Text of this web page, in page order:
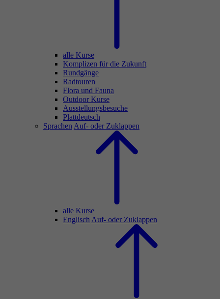
alle Kurse
Komplizen für die Zukunft
Rundgänge
Radtouren
Flora und Fauna
Outdoor Kurse
Ausstellungsbesuche
Plattdeutsch
Sprachen Auf- oder Zuklappen
alle Kurse
Englisch Auf- oder Zuklappen